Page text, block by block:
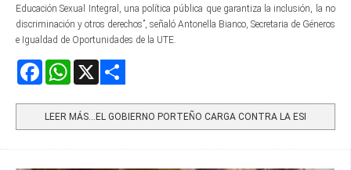
Educación Sexual Integral, una política pública que garantiza la inclusión, la no
discriminación y otros derechos”, señaló Antonella Bianco, Secretaria de Géneros
e Igualdad de Oportunidades de la UTE.
FacebookWhatsApp
LEER MÁS…EL GOBIERNO PORTEÑO CARGA CONTRA LA ESI